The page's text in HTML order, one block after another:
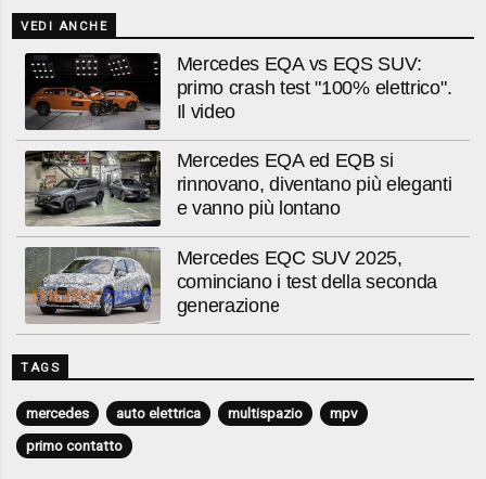
VEDI ANCHE
Mercedes EQA vs EQS SUV:
primo crash test "100% elettrico".
Il video
Mercedes EQA ed EQB si
rinnovano, diventano più eleganti
e vanno più lontano
Mercedes EQC SUV 2025,
cominciano i test della seconda
generazione
TAGS
mercedes auto elettrica multispazio
mpv
primo contatto